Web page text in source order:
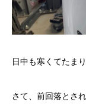
日中も寒くてたま
さて、前回落とさ